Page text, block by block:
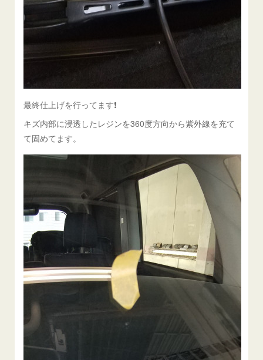
最終仕上げを行ってます❗️
キズ内部に浸透したレジンを360度方向から紫外線を充て
て固めてます。